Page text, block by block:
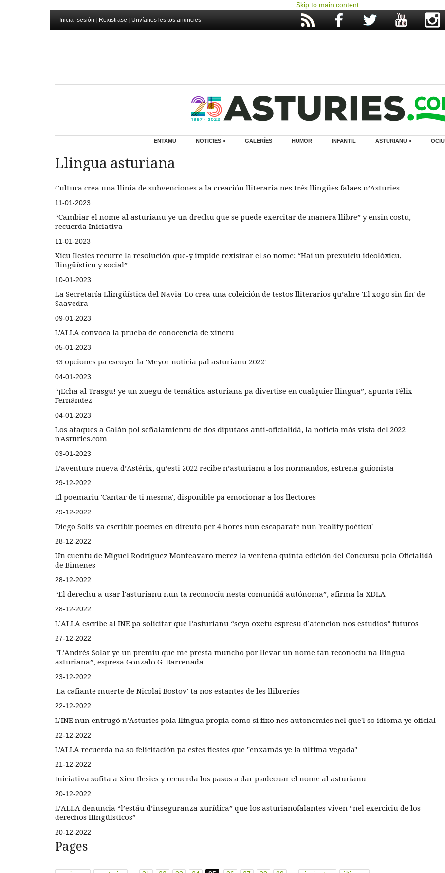
Skip to main content
Iniciar sesión Rexistrase Unvíanos les tos anuncies
ENTAMU NOTICIES » GALERÍES HUMOR INFANTIL ASTURIANU » OCIU
Llingua asturiana
Cultura crea una llinia de subvenciones a la creación lliteraria nes trés llingües falaes n’Asturies
11-01-2023
“Cambiar el nome al asturianu ye un drechu que se puede exercitar de manera llibre” y ensin costu,
recuerda Iniciativa
11-01-2023
Xicu Ilesies recurre la resolución que-y impide rexistrar el so nome: “Hai un prexuiciu ideolóxicu,
llingüísticu y social”
10-01-2023
La Secretaría Llingüística del Navia-Eo crea una coleición de testos lliterarios qu’abre 'El xogo sin fin' de
Saavedra
09-01-2023
L'ALLA convoca la prueba de conocencia de xineru
05-01-2023
33 opciones pa escoyer la 'Meyor noticia pal asturianu 2022'
04-01-2023
“¡Echa al Trasgu! ye un xuegu de temática asturiana pa divertise en cualquier llingua”, apunta Félix
Fernández
04-01-2023
Los ataques a Galán pol señalamientu de dos diputaos anti-oficialidá, la noticia más vista del 2022
n'Asturies.com
03-01-2023
L’aventura nueva d’Astérix, qu’esti 2022 recibe n’asturianu a los normandos, estrena guionista
29-12-2022
El poemariu 'Cantar de ti mesma', disponible pa emocionar a los llectores
29-12-2022
Diego Solís va escribir poemes en direuto per 4 hores nun escaparate nun 'reality poéticu'
28-12-2022
Un cuentu de Miguel Rodríguez Monteavaro merez la ventena quinta edición del Concursu pola Oficialidá
de Bimenes
28-12-2022
“El derechu a usar l'asturianu nun ta reconocíu nesta comunidá autónoma”, afirma la XDLA
28-12-2022
L’ALLA escribe al INE pa solicitar que l’asturianu “seya oxetu espresu d’atención nos estudios” futuros
27-12-2022
“L’Andrés Solar ye un premiu que me presta muncho por llevar un nome tan reconocíu na llingua
asturiana”, espresa Gonzalo G. Barreñada
23-12-2022
'La cafiante muerte de Nicolai Bostov' ta nos estantes de les llibreríes
22-12-2022
L’INE nun entrugó n’Asturies pola llingua propia como sí fixo nes autonomíes nel que'l so idioma ye oficial
22-12-2022
L'ALLA recuerda na so felicitación pa estes fiestes que "enxamás ye la última vegada"
21-12-2022
Iniciativa sofita a Xicu Ilesies y recuerda los pasos a dar p'adecuar el nome al asturianu
20-12-2022
L’ALLA denuncia “l’estáu d’inseguranza xurídica” que los asturianofalantes viven “nel exerciciu de los
derechos llingüísticos”
20-12-2022
Pages